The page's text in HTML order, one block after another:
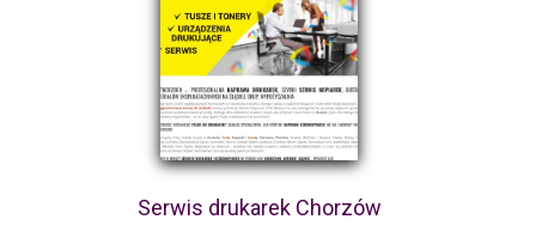
Serwis drukarek Chorzów